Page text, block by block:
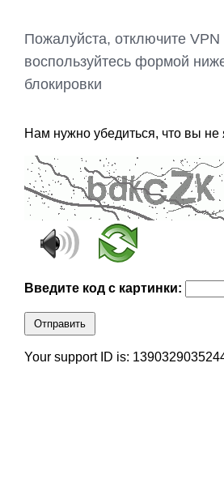
Пожалуйста, отключите VPN
воспользуйтесь формой
блокировки
Нам нужно убедиться, что вы не
Введите код с картинки:
Отправить
Your support ID is: